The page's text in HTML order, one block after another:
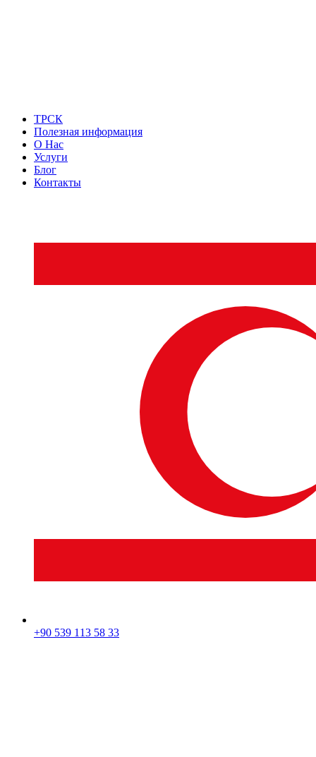
ТРСК
Полезная информация
О Нас
Услуги
Блог
Контакты
+90 539 113 58 33